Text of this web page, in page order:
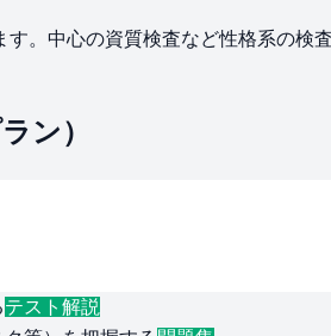
。中心の資質検査など性格系の
ン）
テスト解説